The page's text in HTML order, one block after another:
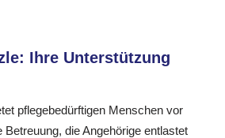
Ihre Unterstützung
pflegebedürftigen Menschen vor
Betreuung, die Angehörige entlastet